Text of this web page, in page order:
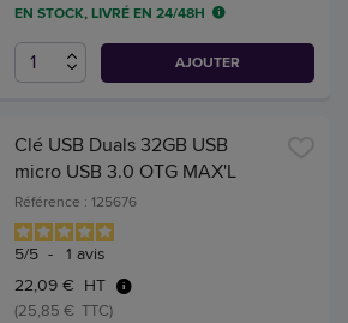
EN STOCK, LIVRÉ EN 24/48H
AJOUTER
Clé USB Duals 32GB USB
micro USB 3.0 OTG MAX'L
Référence : 125676
5/5 - 1 avis
22,09 € HT
(25,85 € TTC)